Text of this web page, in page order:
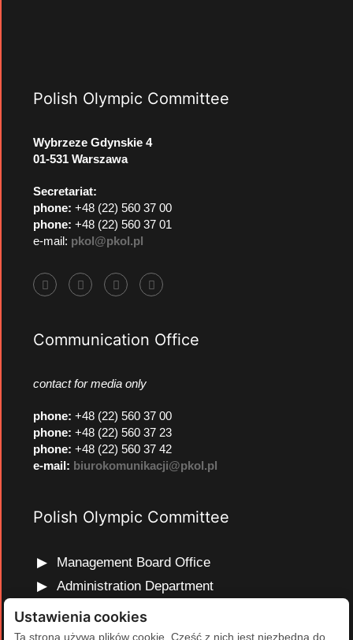
Polish Olympic Committee
Wybrzeze Gdynskie 4
01-531 Warszawa
Secretariat:
phone: +48 (22) 560 37 00
phone: +48 (22) 560 37 01
e-mail: pkol@pkol.pl
Communication Office
contact for media only
phone: +48 (22) 560 37 00
phone: +48 (22) 560 37 23
phone: +48 (22) 560 37 42
e-mail: biurokomunikacji@pkol.pl
Polish Olympic Committee
Management Board Office
Administration Department
Marketing and Communications Department
Olympic Education Department
Ustawienia cookies
Ta strona używa plików cookie. Część z nich jest niezbędna do